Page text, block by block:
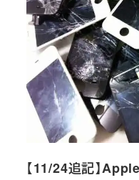
【11/24追記】